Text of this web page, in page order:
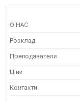
О НАС
Розклад
Преподаватели
Ціни
Контакти